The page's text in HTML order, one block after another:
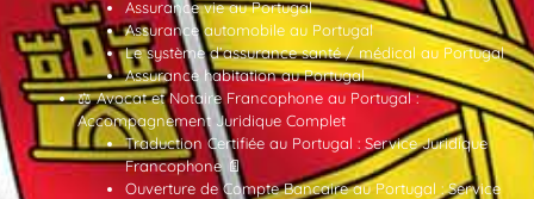
Assurance vie au Portugal
Assurance automobile au Portugal
Le système d’assurance santé / médical au Portugal
Assurance habitation au Portugal
⚖️ Avocat et Notaire Francophone au Portugal :
Accompagnement Juridique Complet
Traduction Certifiée au Portugal : Service Juridique
Francophone 📄
Ouverture de Compte Bancaire au Portugal : Service